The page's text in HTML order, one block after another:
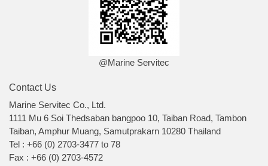
@Marine Servitec
Contact Us
Marine Servitec Co., Ltd.
1111 Mu 6 Soi Thedsaban bangpoo 10, Taiban Road, Tambon
Taiban, Amphur Muang, Samutprakarn 10280 Thailand
Tel : +66 (0) 2703-3477 to 78
Fax : +66 (0) 2703-4572